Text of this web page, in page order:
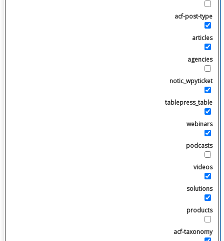
acf-post-type
articles
agencies
notic_wpyticket
tablepress_table
webinars
podcasts
videos
solutions
products
acf-taxonomy